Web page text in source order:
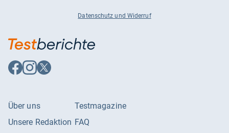
Datenschutz und Widerruf
Auf
Facebook
Auf
Instagram
Auf
X
Über uns
Unsere Redaktion
Testmagazine
FAQ